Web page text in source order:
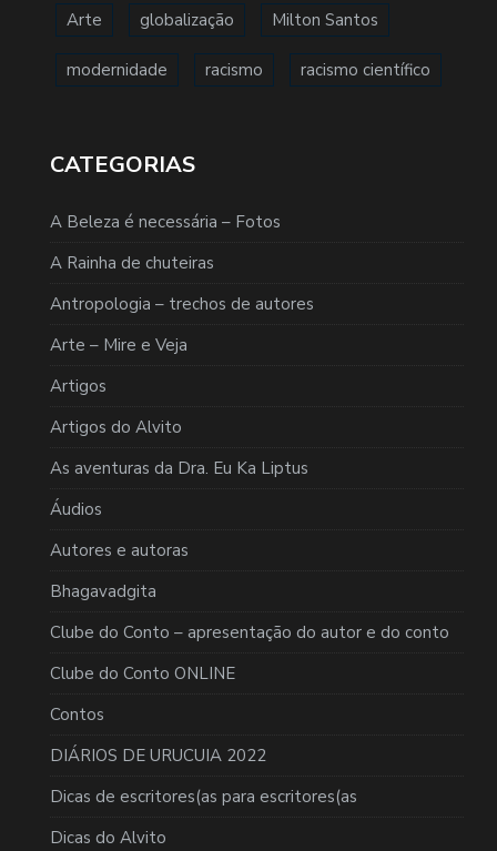
Arte globalização Milton Santos
modernidade racismo racismo científico
CATEGORIAS
A Beleza é necessária – Fotos
A Rainha de chuteiras
Antropologia – trechos de autores
Arte – Mire e Veja
Artigos
Artigos do Alvito
As aventuras da Dra. Eu Ka Liptus
Áudios
Autores e autoras
Bhagavadgita
Clube do Conto – apresentação do autor e do conto
Clube do Conto ONLINE
Contos
DIÁRIOS DE URUCUIA 2022
Dicas de escritores(as para escritores(as
Dicas do Alvito